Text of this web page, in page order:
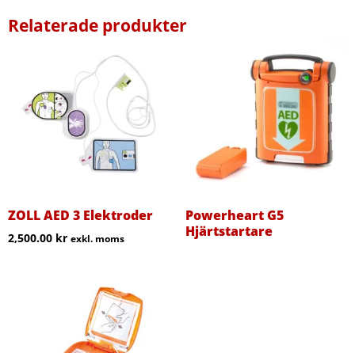
Relaterade produkter
ZOLL AED 3 Elektroder
2,500.00 kr exkl. moms
Powerheart G5
Hjärtstartare